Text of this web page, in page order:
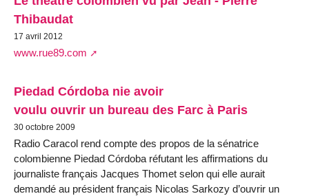
Thibaudat
17 avril 2012
www.rue89.com
Piedad Córdoba nie avoir
voulu ouvrir un bureau des Farc à Paris
30 octobre 2009
Radio Caracol rend compte des propos de la sénatrice
colombienne Piedad Córdoba réfutant les affirmations du
journaliste français Jacques Thomet selon qui elle aurait
demandé au président français Nicolas Sarkozy d’ouvrir un